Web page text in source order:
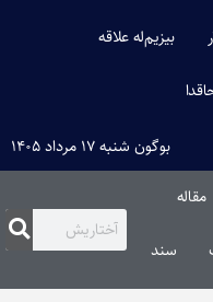
بیزیم‌له علاقه
بوگون شنبه ۱۷ مرداد ۱۴۰۵
مقاله‌
سند